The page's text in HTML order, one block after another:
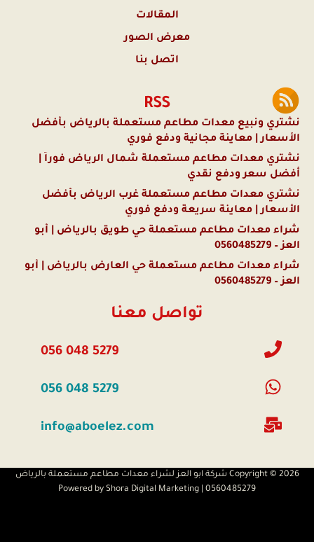
المقالات
معرض الصور
اتصل بنا
RSS
نشتري ونبيع معدات مطاعم مستعملة بالرياض بأفضل
الأسعار | معاينة مجانية ودفع فوري
نشتري معدات مطاعم مستعملة شمال الرياض فوراً |
أفضل سعر ودفع نقدي
نشتري معدات مطاعم مستعملة غرب الرياض بأفضل
الأسعار | معاينة سريعة ودفع فوري
شراء معدات مطاعم مستعملة حي طويق بالرياض | أبو
العز – 0560485279
شراء معدات مطاعم مستعملة حي العارض بالرياض | أبو
العز – 0560485279
تواصل معنا
056 048 5279
056 048 5279
info@aboelez.com
Copyright © 2026 شركة ابو العز لشراء معدات مطاعم مستعملة بالرياض
0560485279 | Powered by Shora Digital Marketing